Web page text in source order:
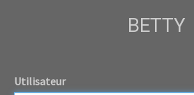
BETTY
Utilisateur